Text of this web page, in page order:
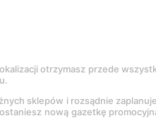
otrzymasz przede
sklepów i rozsądnie
nową gazetkę